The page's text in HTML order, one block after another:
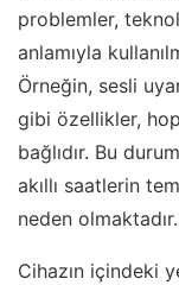
problemler,
anlamıyla
Örneğin, sesli
gibi özellikler,
bağlıdır. Bu
akıllı saatlerin
neden olmaktadır.
Cihazın içindeki